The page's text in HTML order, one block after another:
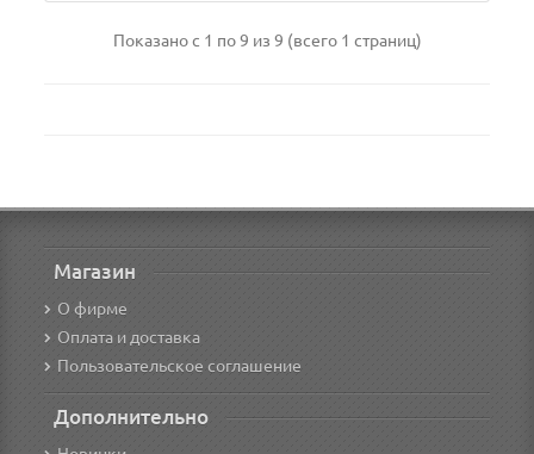
Показано с 1 по 9 из 9 (всего 1 страниц)
Магазин
О фирме
Оплата и доставка
Пользовательское соглашение
Дополнительно